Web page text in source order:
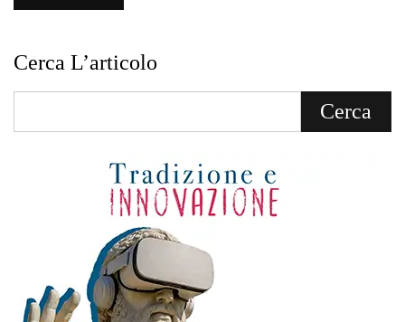
Cerca L’articolo